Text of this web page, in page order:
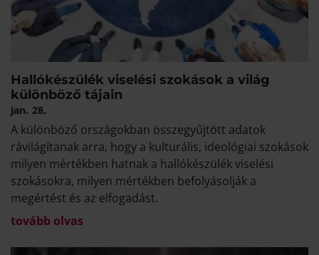
Hallókészülék viselési szokások a világ
különböző tájain
jan. 28.
A különböző országokban összegyűjtött adatok
rávilágítanak arra, hogy a kulturális, ideológiai szokások
milyen mértékben hatnak a hallókészülék viselési
szokásokra, milyen mértékben befolyásolják a
megértést és az elfogadást.
tovább olvas